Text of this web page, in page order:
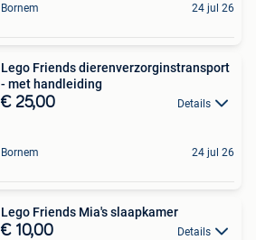
Bornem 24 jul 26
Lego Friends dierenverzorginstransport
- met handleiding
€ 25,00 Details
Bornem 24 jul 26
Lego Friends Mia's slaapkamer
€ 10,00 Details